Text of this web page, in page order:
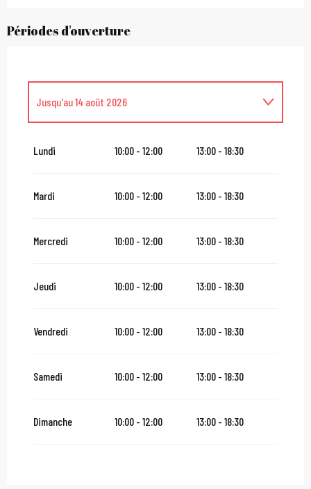
Périodes d'ouverture
Jusqu'au14 août 2026
Du28 décembre 2026au 31 décembre 2026
Du2 janvier 2027 au31 janvier 2027
Lundi 10:00 - 12:00 13:00 - 18:30
Mardi 10:00 - 12:00 13:00 - 18:30
Mercredi 10:00 - 12:00 13:00 - 18:30
Jeudi 10:00 - 12:00 13:00 - 18:30
Vendredi 10:00 - 12:00 13:00 - 18:30
Samedi 10:00 - 12:00 13:00 - 18:30
Dimanche 10:00 - 12:00 13:00 - 18:30